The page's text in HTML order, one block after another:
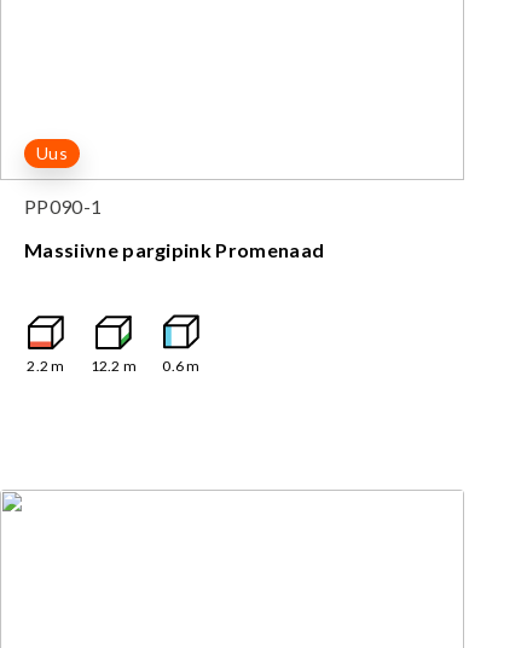
Uus
PP090-1
Massiivne pargipink Promenaad
2.2 m 12.2 m 0.6m